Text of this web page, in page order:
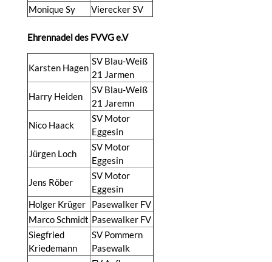
Monique Sy
Vierecker SV
Ehrennadel des FVVG e.V
Karsten Hagen
SV Blau-Weiß
21 Jarmen
Harry Heiden
SV Blau-Weiß
21 Jaremn
Nico Haack
SV Motor
Eggesin
Jürgen Loch
SV Motor
Eggesin
Jens Röber
SV Motor
Eggesin
Holger Krüger
Pasewalker FV
Marco Schmidt Pasewalker FV
Siegfried
Kriedemann
SV Pommern
Pasewalk